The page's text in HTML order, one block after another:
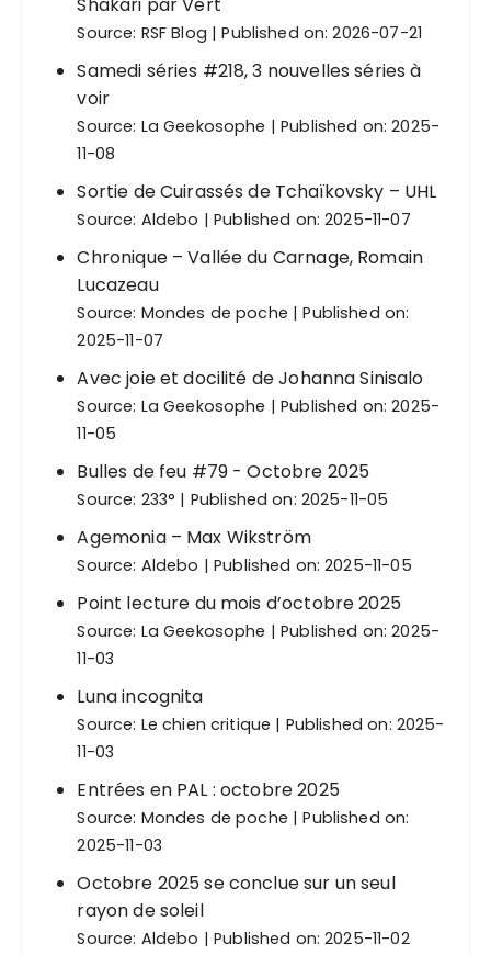
Source: RSF Blog Published on: 2026-07-21
Samedi séries #218, 3 nouvelles séries à
voir
Source: La Geekosophe
Published on: 2025-
11-08
Sortie de Cuirassés de Tchaïkovsky – UHL
Source: Aldebo Published on: 2025-11-07
Chronique – Vallée du Carnage, Romain
Lucazeau
Source: Mondes de poche
Published on:
2025-11-07
Avec joie et docilité de Johanna Sinisalo
Source: La Geekosophe
Published on: 2025-
11-05
Bulles de feu #79 - Octobre 2025
Source: 233° Published on: 2025-11-05
Agemonia – Max Wikström
Source: Aldebo Published on: 2025-11-05
Point lecture du mois d’octobre 2025
Source: La Geekosophe
Published on: 2025-
11-03
Luna incognita
Source: Le chien critique
Published on: 2025-
11-03
Entrées en PAL : octobre 2025
Source: Mondes de poche
Published on:
2025-11-03
Octobre 2025 se conclue sur un seul
rayon de soleil
Source: Aldebo Published on: 2025-11-02